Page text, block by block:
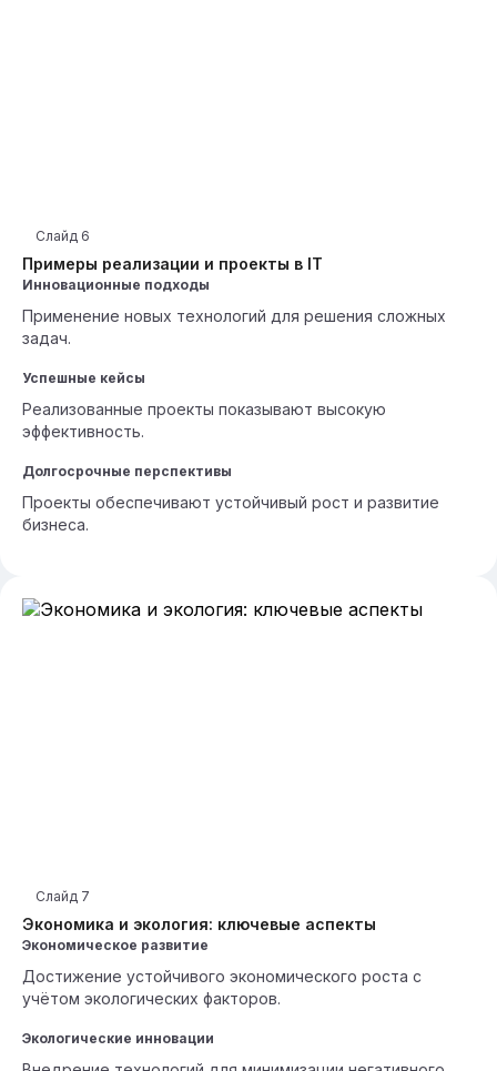
Примеры реализации и проекты в IT
Слайд 6
Инновационные подходы
Применение новых технологий для решения сложных
задач.
Успешные кейсы
Реализованные проекты показывают высокую
эффективность.
Долгосрочные перспективы
Проекты обеспечивают устойчивый рост и развитие
бизнеса.
Экономика и экология: ключевые аспекты
Слайд 7
Экономическое развитие
Достижение устойчивого экономического роста с
учётом экологических факторов.
Экологические инновации